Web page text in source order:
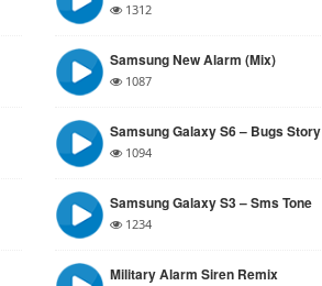
1312
Samsung New Alarm (mix)
1087
Samsung Galaxy S6 – Bugs Story
1094
Samsung Galaxy S3 – Sms Tone
1234
Military Alarm Siren Remix